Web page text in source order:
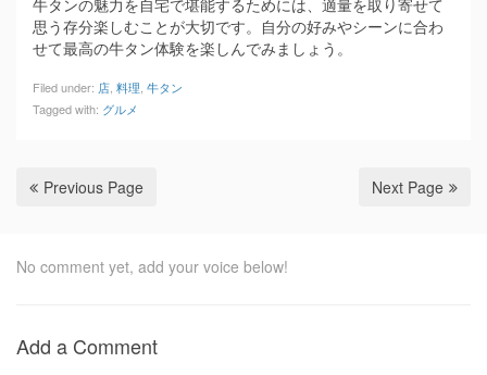
思う存分楽しむことが大切です。自分の好みやシーンに合わ
せて最高の牛タン体験を楽しんでみましょう。
Filed under: 店 料理 牛タン
Tagged with: グルメ
Previous Page Next Page
No comment yet, add your voice below!
Add a Comment